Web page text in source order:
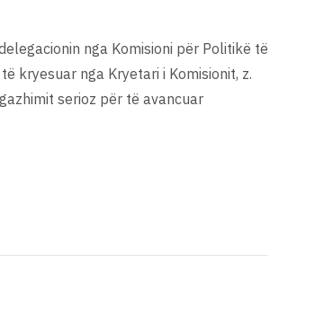
nga Komisioni për Politikë të
kryesuar nga Kryetari i Komisionit, z.
serioz për të avancuar